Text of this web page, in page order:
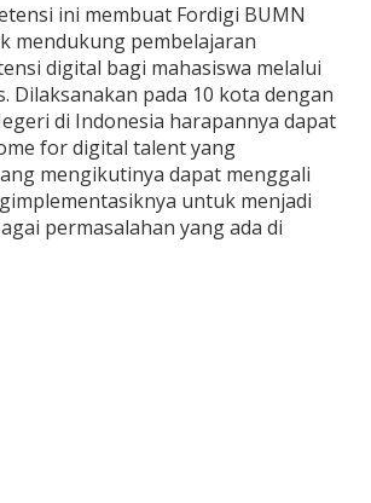
ini membuat Fordigi BUMN
mendukung pembelajaran
digital bagi mahasiswa melalui
Dilaksanakan pada 10 kota dengan
di Indonesia harapannya dapat
for digital talent yang
mengikutinya dapat menggali
untuk menjadi
permasalahan yang ada di